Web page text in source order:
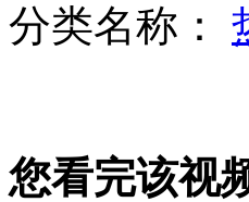
日学者:右翼势力欲借钓
分类名称：
您看完该视